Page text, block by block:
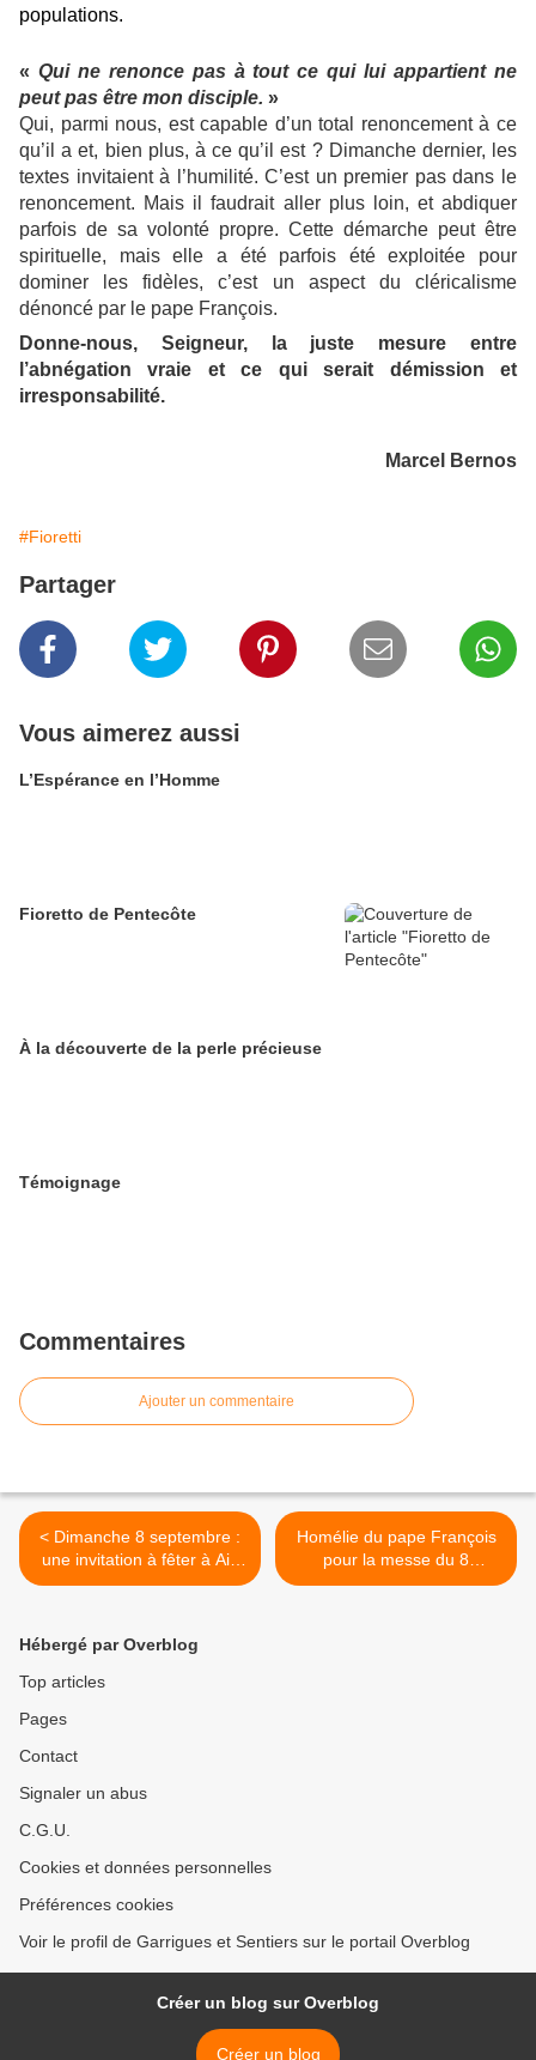
populations.
« Qui ne renonce pas à tout ce qui lui appartient ne
peut pas être mon disciple. »
Qui, parmi nous, est capable d’un total renoncement à ce
qu’il a et, bien plus, à ce qu’il est ? Dimanche dernier, les
textes invitaient à l’humilité. C’est un premier pas dans le
renoncement. Mais il faudrait aller plus loin, et abdiquer
parfois de sa volonté propre. Cette démarche peut être
spirituelle, mais elle a été parfois été exploitée pour
dominer les fidèles, c’est un aspect du cléricalisme
dénoncé par le pape François.
Donne-nous, Seigneur, la juste mesure entre
l’abnégation vraie et ce qui serait démission et
irresponsabilité.
Marcel Bernos
#Fioretti
Partager
Vous aimerez aussi
L’Espérance en l’Homme
Fioretto de Pentecôte
À la découverte de la perle précieuse
Témoignage
Commentaires
Ajouter un commentaire
< Dimanche 8 septembre :
une invitation à fêter à Aix
le 80ème anniversaire de la
Homélie du pape François
pour la messe du 8
septembre 2019 à
Hébergé par Overblog
Top articles
Pages
Contact
Signaler un abus
C.G.U.
Cookies et données personnelles
Préférences cookies
Voir le profil de Garrigues et Sentiers sur le portail Overblog
Créer un blog sur Overblog
Créer un blog